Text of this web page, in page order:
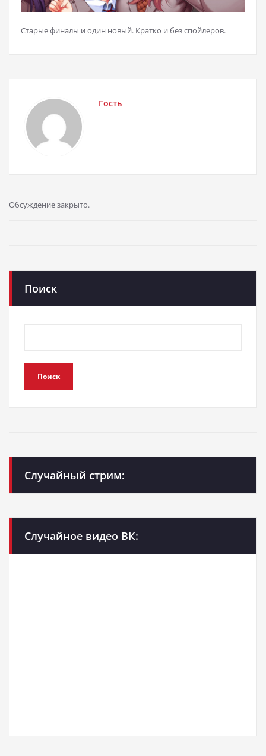
Старые финалы и один новый. Кратко и без спойлеров.
Гость
Обсуждение закрыто.
Поиск
Поиск
Случайный стрим:
Случайное видео ВК: